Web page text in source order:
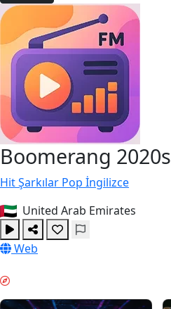
Boomerang 2020s
Hit Şarkılar Pop İngilizce
United Arab Emirates
Web